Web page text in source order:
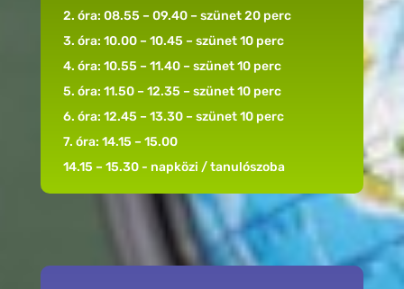
2. óra: 08.55 – 09.40 – szünet 20 perc
3. óra: 10.00 – 10.45 – szünet 10 perc
4. óra: 10.55 – 11.40 – szünet 10 perc
5. óra: 11.50 – 12.35 – szünet 10 perc
6. óra: 12.45 – 13.30 – szünet 10 perc
7. óra: 14.15 – 15.00
14.15 – 15.30 - napközi / tanulószoba